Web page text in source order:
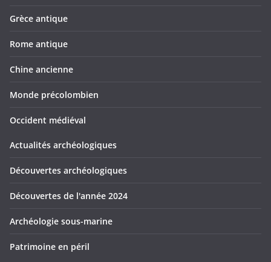
Grèce antique
Rome antique
Chine ancienne
Monde précolombien
Occident médiéval
Actualités archéologiques
Découvertes archéologiques
Découvertes de l'année 2024
Archéologie sous-marine
Patrimoine en péril